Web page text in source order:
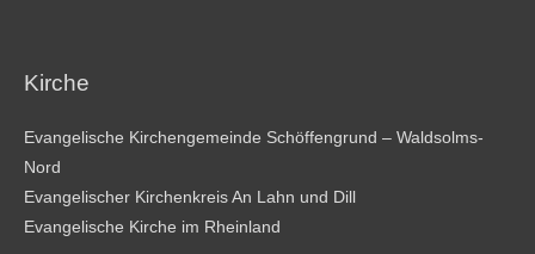
Kirche
Evangelische Kirchengemeinde Schöffengrund – Waldsolms-
Nord
Evangelischer Kirchenkreis An Lahn und Dill
Evangelische Kirche im Rheinland